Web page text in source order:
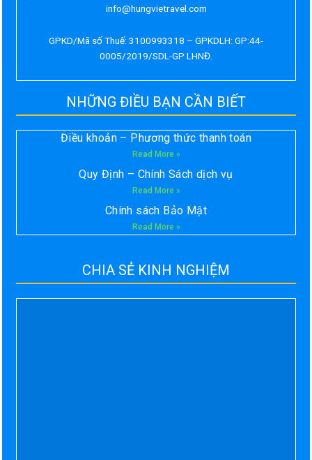
info@hungvietravel.com
GPKD/Mã số Thuế: 3100993318 – GPKDLH: GP:44-
0005/2019/SDL-GP LHNĐ.
NHỮNG ĐIỀU BẠN CẦN BIẾT
Điều khoản – Phương thức thanh toán
Read More »
Quy Định – Chính Sách dịch vụ
Read More »
Chính sách Bảo Mật
Read More »
CHIA SẺ KINH NGHIỆM